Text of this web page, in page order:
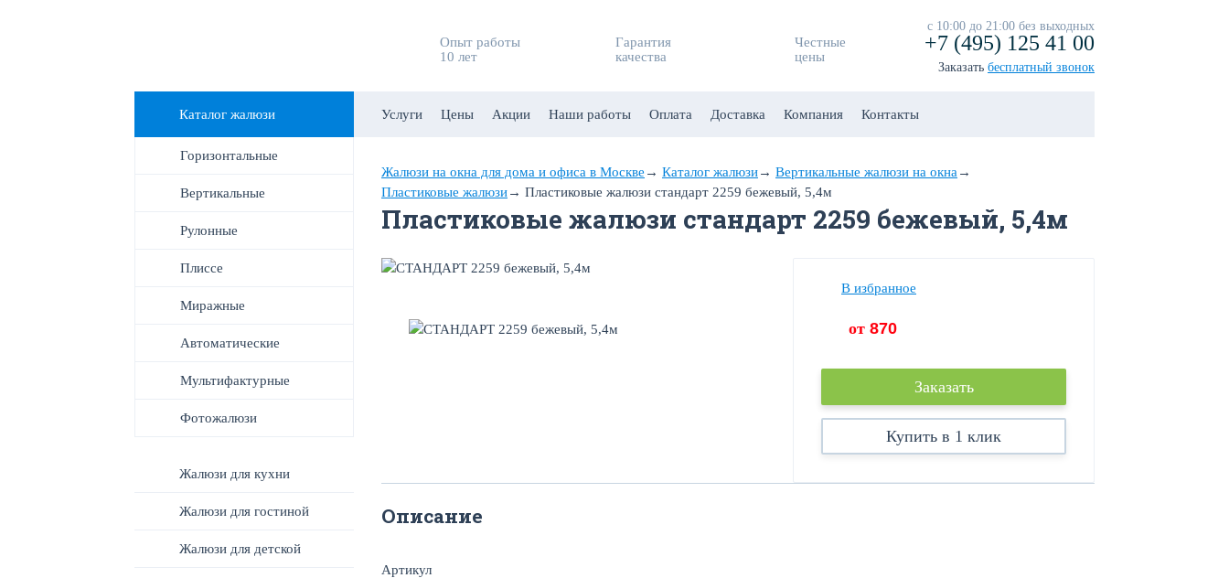
Опыт работы
10 лет
Гарантия
качества
Честные
цены
с 10:00 до 21:00 без выходных
+7 (495) 125 41 00
Заказать бесплатный звонок
Услуги Цены Акции Наши работы Оплата Доставка Компания Контакты
Каталог жалюзи
Горизонтальные
Вертикальные
Рулонные
Плиссе
Миражные
Автоматические
Мультифактурные
Фотожалюзи
Жалюзи для кухни
Жалюзи для гостиной
Жалюзи для детской
Жалюзи на окна для дома и офиса в Москве → Каталог жалюзи→ Вертикальные жалюзи на окна →
Пластиковые жалюзи→ Пластиковые жалюзи стандарт 2259 бежевый, 5,4м
Пластиковые жалюзи стандарт 2259 бежевый, 5,4м
В избранное
от 870
Заказать
Купить в 1 клик
Описание
Артикул